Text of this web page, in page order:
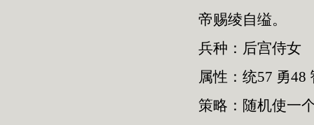
帝赐绫自缢。
兵种：后宫侍女
属性：统57 勇48
策略：随机使一